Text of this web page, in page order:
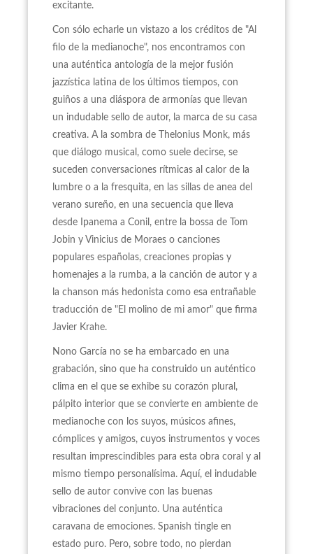
excitante.
Con sólo echarle un vistazo a los créditos de "Al
filo de la medianoche", nos encontramos con
una auténtica antología de la mejor fusión
jazzística latina de los últimos tiempos, con
guiños a una diáspora de armonías que llevan
un indudable sello de autor, la marca de su casa
creativa. A la sombra de Thelonius Monk, más
que diálogo musical, como suele decirse, se
suceden conversaciones rítmicas al calor de la
lumbre o a la fresquita, en las sillas de anea del
verano sureño, en una secuencia que lleva
desde Ipanema a Conil, entre la bossa de Tom
Jobin y Vinicius de Moraes o canciones
populares españolas, creaciones propias y
homenajes a la rumba, a la canción de autor y a
la chanson más hedonista como esa entrañable
traducción de "El molino de mi amor" que firma
Javier Krahe.
Nono García no se ha embarcado en una
grabación, sino que ha construido un auténtico
clima en el que se exhibe su corazón plural,
pálpito interior que se convierte en ambiente de
medianoche con los suyos, músicos afines,
cómplices y amigos, cuyos instrumentos y voces
resultan imprescindibles para esta obra coral y al
mismo tiempo personalísima. Aquí, el indudable
sello de autor convive con las buenas
vibraciones del conjunto. Una auténtica
caravana de emociones. Spanish tingle en
estado puro. Pero, sobre todo, no pierdan